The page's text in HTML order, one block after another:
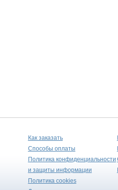
Как заказать
Способы оплаты
Политика конфиденциальности
и защиты информации
Политика cookies